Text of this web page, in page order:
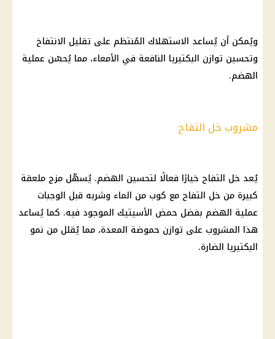
ويُمكن أن يُساعد الاستهلاك المُنتظم على تقليل الانتفاخ
وتحسين توازن البكتيريا النافعة في الأمعاء، مما يُحسّن عملية
الهضم.
مشروب خل التفاح
يُعد خل التفاح خيارًا فعالًا لتحسين الهضم. يُسهّل مزج ملعقة
كبيرة من خل التفاح مع كوب من الماء وشربه قبل الوجبات
عملية الهضم بفضل حمض الأسيتيك الموجود فيه. كما يُساعد
هذا المشروب على توازن حموضة المعدة، مما يُقلل من نمو
البكتيريا الضارة.